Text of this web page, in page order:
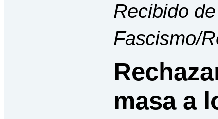
Recibido
Fascismo/
masa a